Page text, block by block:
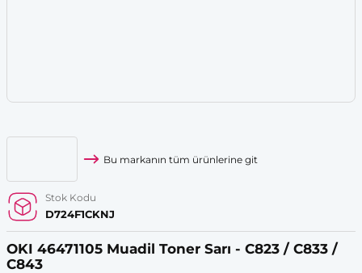
Bu markanın tüm ürünlerine git
Stok Kodu
D724F1CKNJ
OKI 46471105 Muadil Toner Sarı - C823 / C833 /
C843